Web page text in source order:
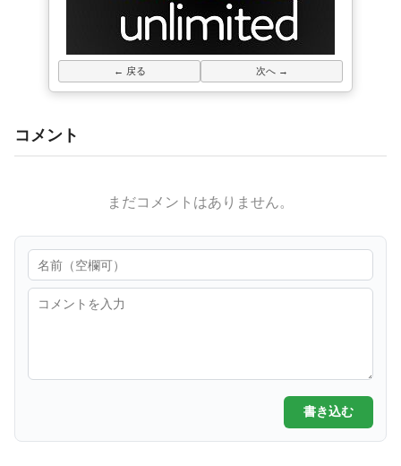
← 戻る 次へ →
コメント
まだコメントはありません。
書き込む